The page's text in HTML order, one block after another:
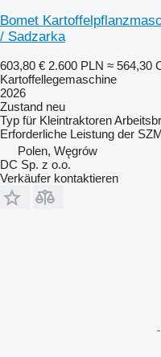
Bomet
/ Sadzarka
603,80 € 2.600 PLN ≈ 564,30
Kartoffellegemaschine
2026
Zustand neu
Typ für Kleintraktoren
Erforderliche Leistung der
Polen, Węgrów
DC Sp. z o.o.
Verkäufer kontaktieren